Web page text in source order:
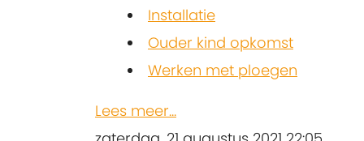
Installatie
Ouder kind opkomst
Werken met ploegen
Lees meer...